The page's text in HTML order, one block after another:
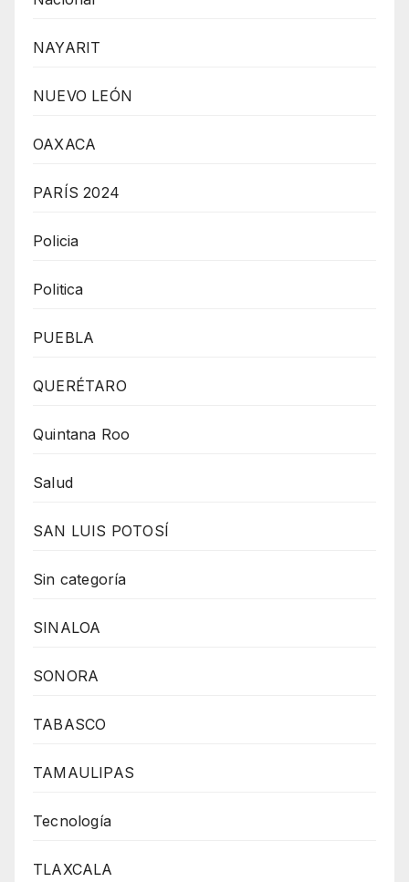
NAYARIT
NUEVO LEÓN
OAXACA
PARÍS 2024
Policia
Politica
PUEBLA
QUERÉTARO
Quintana Roo
Salud
SAN LUIS POTOSÍ
Sin categoría
SINALOA
SONORA
TABASCO
TAMAULIPAS
Tecnología
TLAXCALA